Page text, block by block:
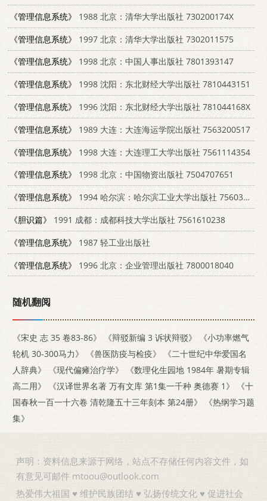
《管理信息系统》
1988 北京：清华大学出版社 730200174X
《管理信息系统》
1997 北京：清华大学出版社 7302011575
《管理信息系统》
1998 北京：中国人事出版社 7801393147
《管理信息系统》
1998 沈阳：东北财经大学出版社 7810443151
《管理信息系统》
1996 沈阳：东北财经大学出版社 781044168X
《管理信息系统》
1989 大连：大连海运学院出版社 7563200517
《管理信息系统》
1998 大连：大连理工大学出版社 7561114354
《管理信息系统》
1998 北京：中国物资出版社 7504707651
《管理信息系统》
1994 哈尔滨：哈尔滨工业大学出版社 7560308031
《胆识篇》
1991 成都：成都科技大学出版社 7561610238
《管理信息系统》
1987 轻工业出版社
《管理信息系统》
1996 北京：企业管理出版社 7800018040
随机翻阅
《宋史 志 35 卷83-86》 《辩驳新编 3 诉状辩驳》
《小功率燃气
轮机 30-300马力》
《兽医防疫与检疫》
《二十世纪中华爱国名
人辞典》
《现代偏瘫治疗学》
《数理化生园地 1984年 暑期专辑
高二用》
《汉译世界名著 万有文库 第1集一千种 奥德赛 1》
《十
国春秋一百一十六卷 清乾隆五十三年刻本 第24册》
《热纲学习题
集》
声明：资料信息来源于网络，站点不存储任何内容文件，如
有意见可邮件 mtoou@outlook.com
热爱伟大祖国 ♥ 维护民族团结 ♥ 弘扬传统文化 ♥ 促进社会